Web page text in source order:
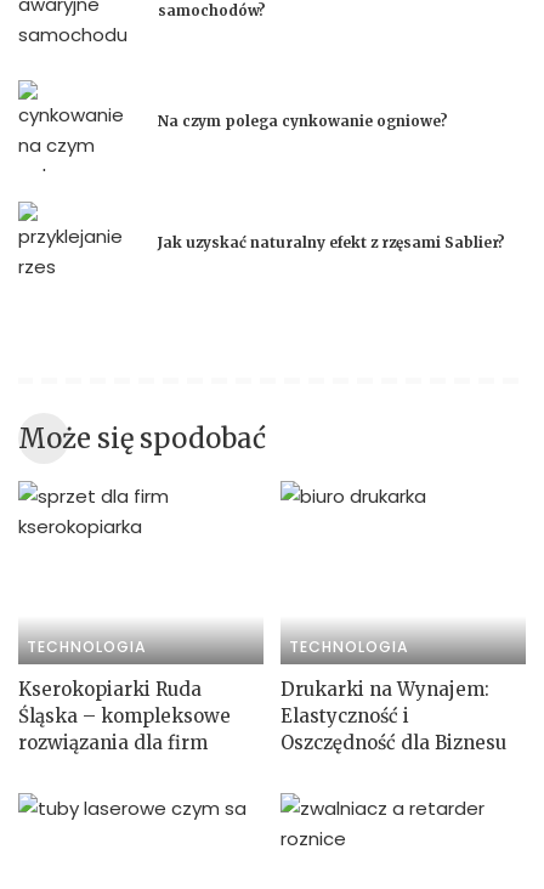
samochodów?
Na czym polega cynkowanie ogniowe?
Jak uzyskać naturalny efekt z rzęsami Sablier?
Może się spodobać
TECHNOLOGIA
Kserokopiarki Ruda
Śląska – kompleksowe
rozwiązania dla firm
TECHNOLOGIA
Drukarki na Wynajem:
Elastyczność i
Oszczędność dla Biznesu